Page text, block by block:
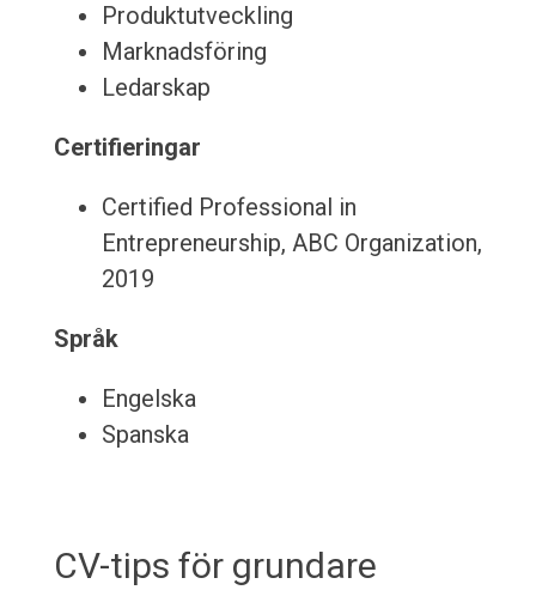
Produktutveckling
Marknadsföring
Ledarskap
Certifieringar
Certified Professional in
Entrepreneurship, ABC Organization,
2019
Språk
Engelska
Spanska
CV-tips för grundare